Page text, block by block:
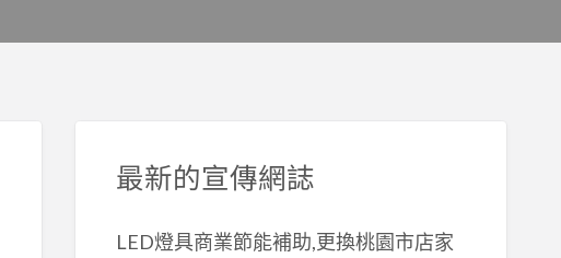
最新的宣傳網誌
LED燈具商業節能補助,更換桃園市店家